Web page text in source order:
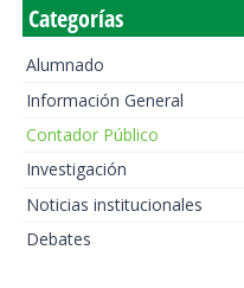
Categorías
Alumnado
Información General
Contador Público
Investigación
Noticias institucionales
Debates